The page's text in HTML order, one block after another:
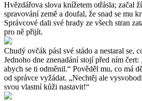
Hvězdářova slova knížetem otřásla; začal
spravování země a doufal, že snad se mu
Správcové dali své hrady ze všech stran
pro ně přijít.
Chudý ovčák pásl své stádo a nestaral se,
Jednoho dne znenadání stojí před ním čert:
abych se ti odměnil.“ Pověděl mu, co má
od správce vyžádat. „Nechtěj ale
svou vlastní kůži nastavit!“